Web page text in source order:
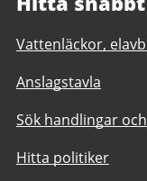
Vattenläckor,
Anslagstavla
Sök handlingar
Hitta politiker